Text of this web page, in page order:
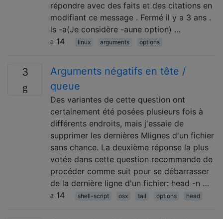
répondre avec des faits et des citations en
modifiant ce message . Fermé il y a 3 ans .
ls -a(Je considère -aune option) …
14
linux arguments options
3
Arguments négatifs en tête /
queue
Des variantes de cette question ont
certainement été posées plusieurs fois à
différents endroits, mais j'essaie de
supprimer les dernières Mlignes d'un fichier
sans chance. La deuxième réponse la plus
votée dans cette question recommande de
procéder comme suit pour se débarrasser
de la dernière ligne d'un fichier: head -n …
14
shell-script osx tail options head